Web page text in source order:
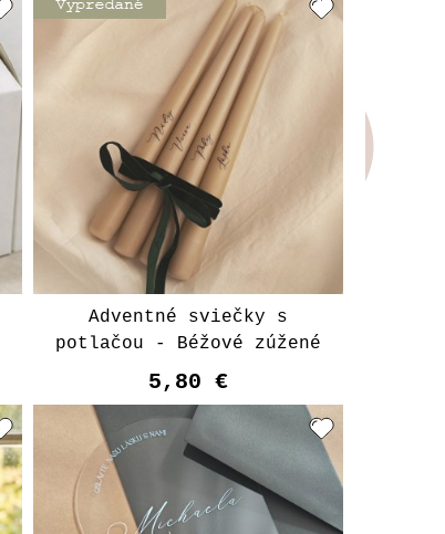
Adventné sviečky s
potlačou - Béžové zúžené
5,80 €
Upozorniť ma